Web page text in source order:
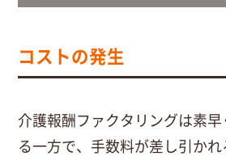
コストの発生
介護報酬ファクタリングは素
る一方で、手数料が差し引か